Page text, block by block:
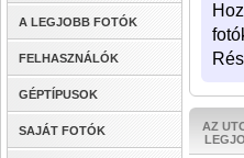
A LEGJOBB FOTÓK
FELHASZNÁLÓK
GÉPTÍPUSOK
SAJÁT FOTÓK
AZ